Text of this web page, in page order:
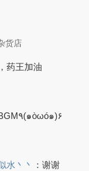
货店
药王加油
超喜歡寧寧的BGM٩(๑òωó๑)۶
水丶丶 ： 谢谢